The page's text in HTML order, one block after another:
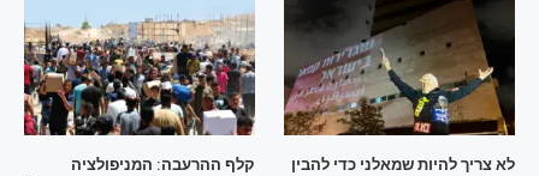
לא צריך להיות שמאלני כדי להבין
קלף ההרעבה: המניפולציה